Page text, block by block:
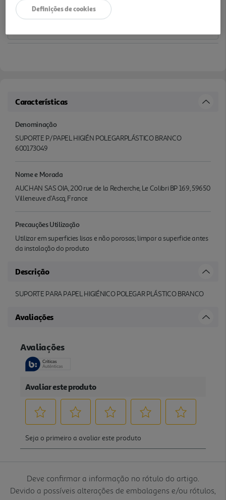
Características
Denominação
SUPORTE P/PAPEL HIGIÉN POLEGARPLÁSTICO BRANCO
600173049
Nome e Morada
AUCHAN SAS OIA, 200 rue de la Recherche, Le Colibri BP 169, 59650
Villeneuve d'Ascq, France
Precauções Utilização
Utilizar em superficies lisas e não porosas; limpar a superficie antes
da instalação do produto
Descrição
SUPORTE PARA PAPEL HIGIÉNICO POLEGAR PLÁSTICO BRANCO
Avaliações
Deve confirmar a informação no rótulo do artigo.
Devido a possíveis alterações de embalagens e/ou rótulos,
Definições de cookies